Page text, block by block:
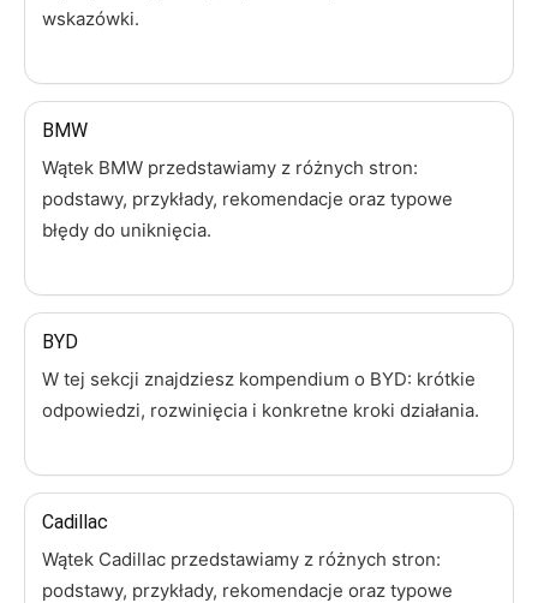
wskazówki.
BMW
Wątek BMW przedstawiamy z różnych stron:
podstawy, przykłady, rekomendacje oraz typowe
błędy do uniknięcia.
BYD
W tej sekcji znajdziesz kompendium o BYD: krótkie
odpowiedzi, rozwinięcia i konkretne kroki działania.
Cadillac
Wątek Cadillac przedstawiamy z różnych stron:
podstawy, przykłady, rekomendacje oraz typowe